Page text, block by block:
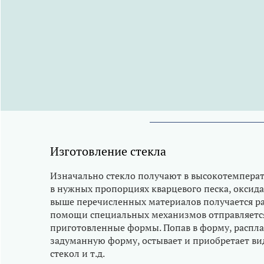
Изготовление стекла
Изначально стекло получают в
в нужных пропорциях кварцевого песка,
выше перечисленных материалов получается
помощи специальных механизмов
приготовленные формы. Попав в форму,
задуманную форму, остывает и приобретает
стекол и т.д.